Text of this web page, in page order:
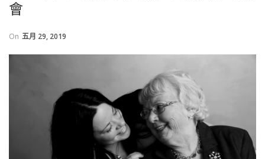
會
On 五月 29, 2019